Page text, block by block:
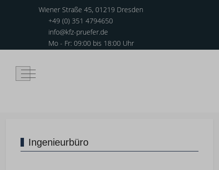
Wiener Straße 45, 01219 Dresden
+49 (0) 351 4794650
info@kfz-pruefer.de
Mo - Fr: 09:00 bis 18:00 Uhr
Mobile Menu Toggle
Ingenieurbüro